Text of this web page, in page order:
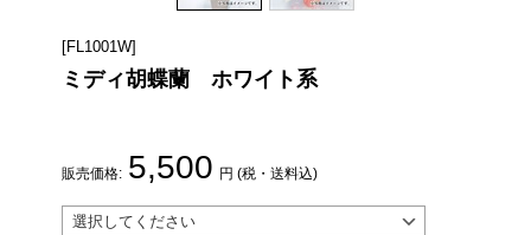
[FL1001W]
ミディ胡蝶蘭 ホワイト系
販売価格: 5,500 円 (税・送料込)